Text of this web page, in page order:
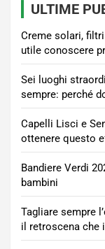
ULTIME
Creme solari,
utile conoscere
Sei luoghi
sempre: perché
Capelli Lisci e
ottenere questo
Bandiere Verdi
bambini
Tagliare sempre
il retroscena che